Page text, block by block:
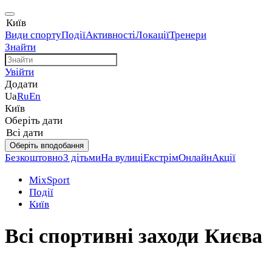
Київ
Види спортуПодіїАктивностіЛокаціїТренери
Знайти
Увійти
Додати
UaRuEn
Київ
Оберіть дати
Всі дати
Оберіть вподобання
БезкоштовноЗ дітьмиНа вулиціЕкстрімОнлайнАкції
MixSport
Події
Київ
Всі спортивні заходи Києва